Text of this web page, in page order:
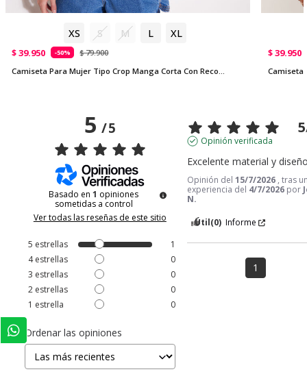
XS S M L XL
$ 39.950 -50%
$ 79.900
$ 39.950
5/5
Basado en1 opiniones
sometidas a control
Ver todas las reseñas de este sitio
5 estrellas
1
4estrellas
0
3 estrellas
0
2 estrellas
0
1 estrella 0
Ordenar las opiniones
5
Opinión verificada
Excelente material y
Opinión del15/7/2026 , tras
experiencia del 4/7/2026 por
N.
Útil(0) Informe
1